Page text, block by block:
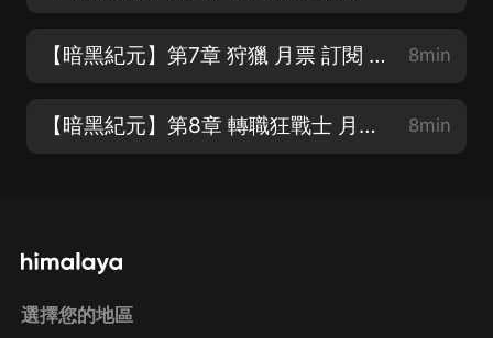
【暗黑紀元】第7章 狩獵 月票 訂閱 轉發 五星好評 8min
【暗黑紀元】第8章 轉職狂戰士 月票 訂閱 轉發 五星好評 8min
選擇您的地區